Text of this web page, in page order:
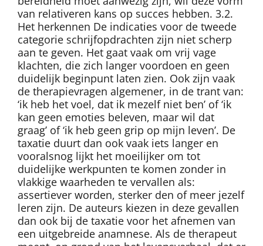
van relativeren kans op succes hebben. 3.2.
Het herkennen De indicaties voor de tweede
categorie schrijfopdrachten zijn niet scherp
aan te geven. Het gaat vaak om vrij vage
klachten, die zich langer voordoen en geen
duidelijk beginpunt laten zien. Ook zijn vaak
de therapievragen algemener, in de trant van:
‘ik heb het voel, dat ik mezelf niet ben’ of ‘ik
kan geen emoties beleven, maar wil dat
graag’ of ‘ik heb geen grip op mijn leven’. De
taxatie duurt dan ook vaak iets langer en
vooralsnog lijkt het moeilijker om tot
duidelijke werkpunten te komen zonder in
vlakkige waarheden te vervallen als:
assertiever worden, sterker den of meer jezelf
leren zijn. De auteurs kiezen in deze gevallen
dan ook bij de taxatie voor het afnemen van
een uitgebreide anamnese. Als de therapeut